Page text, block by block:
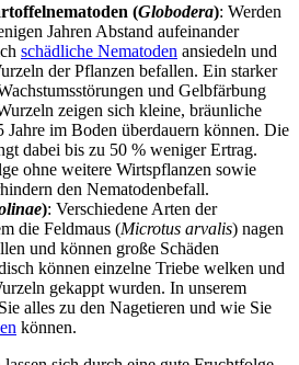
(Globodera): Werden
Jahren Abstand aufeinander
schädliche Nematoden ansiedeln und
der Pflanzen befallen. Ein starker
und Gelbfärbung
zeigen sich kleine, bräunliche
Jahre im Boden überdauern können. Die
dabei bis zu 50 % weniger Ertrag.
ohne weitere Wirtspflanzen sowie
den Nematodenbefall.
): Verschiedene Arten der
die Feldmaus (Microtus arvalis) nagen
und können große Schäden
können einzelne Triebe welken und
gekappt wurden. In unserem
alles zu den Nagetieren und wie Sie
können.